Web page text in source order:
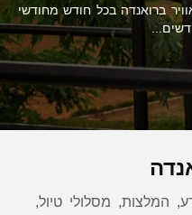
ברואנדה בכל חודש מחודשי
המלצות, מסלולי טיול,